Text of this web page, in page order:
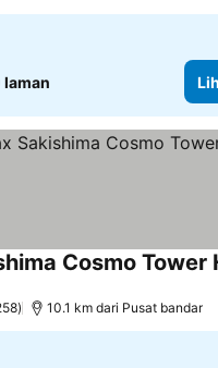
laman
Cosmo Tower
10.1 km dari Pusat bandar